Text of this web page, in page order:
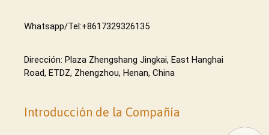
Whatsapp/Tel:+8617329326135
Dirección: Plaza Zhengshang Jingkai, East Hanghai
Road, ETDZ, Zhengzhou, Henan, China
Introducción de la Compañía